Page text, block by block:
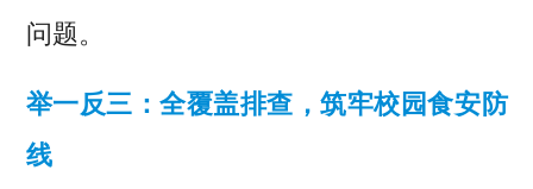
问题。
举一反三：全覆盖排查，筑牢校园食安防
线